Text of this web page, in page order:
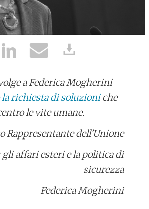
a Federica Mogherini
richiesta di soluzioniche
le vite umane.
Rappresentante dell’Unione
gli affari esteri e la politica di
sicurezza
Federica Mogherini